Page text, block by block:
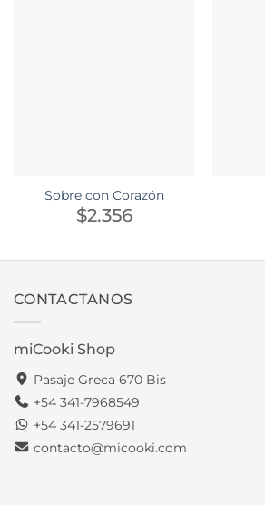
Sobre con Corazón
$2.356
CONTACTANOS
miCooki Shop
Pasaje Greca 670 Bis
+54 341-7968549
+54 341-2579691
contacto@micooki.com